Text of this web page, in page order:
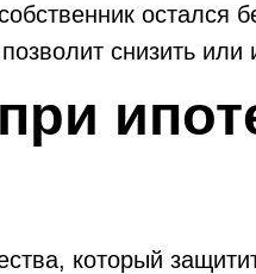
остался
снизить или
который